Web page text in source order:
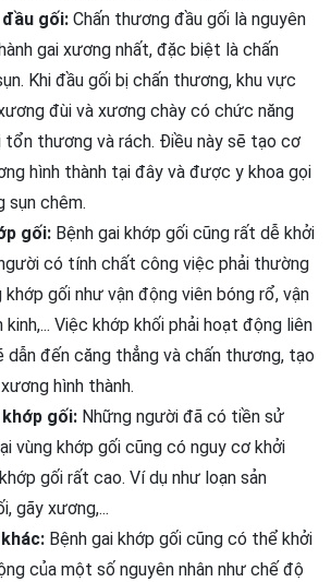
gối: Chấn thương đầu gối là nguyên
gai xương nhất, đặc biệt là chấn
Khi đầu gối bị chấn thương, khu vực
đùi và xương chày có chức năng
tổn thương và rách. Điều này sẽ tạo cơ
hình thành tại đây và được y khoa gọi
sụn chêm.
gối: Bệnh gai khớp gối cũng rất dễ khởi
có tính chất công việc phải thường
khớp gối như vận động viên bóng rổ, vận
Việc khớp khối phải hoạt động liên
dẫn đến căng thẳng và chấn thương, tạo
hình thành.
gối: Những người đã có tiền sử
vùng khớp gối cũng có nguy cơ khởi
gối rất cao. Ví dụ như loạn sản
gãy xương,...
Bệnh gai khớp gối cũng có thể khởi
của một số nguyên nhân như chế độ